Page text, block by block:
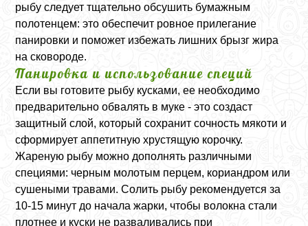
рыбу следует тщательно обсушить бумажным
полотенцем: это обеспечит ровное прилегание
панировки и поможет избежать лишних брызг жира
на сковороде.
Панировка и использование специй
Если вы готовите рыбу кусками, ее необходимо
предварительно обвалять в муке - это создаст
защитный слой, который сохранит сочность мякоти и
сформирует аппетитную хрустящую корочку.
Жареную рыбу можно дополнять различными
специями: черным молотым перцем, кориандром или
сушеными травами. Солить рыбу рекомендуется за
10-15 минут до начала жарки, чтобы волокна стали
плотнее и куски не разваливались при